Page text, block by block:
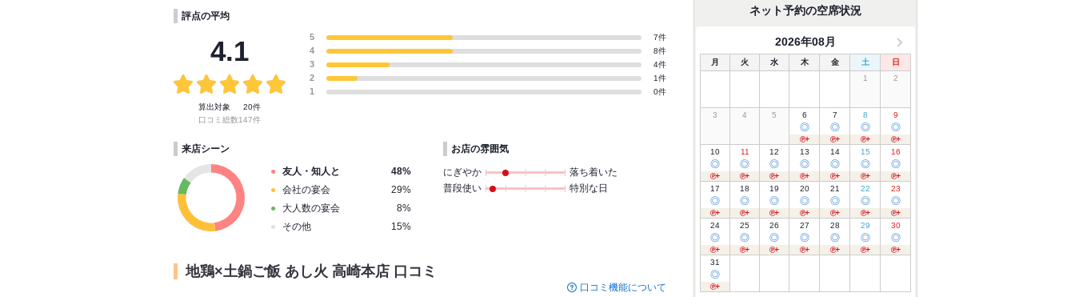
評点の平均
4.1
算出対象
口コミ総数
20件
147件
5 7件
4 8件
3 4件
2 1件
1 0件
来店シーン
友人・知人と
48%
会社の宴会
29%
大人数の宴会
8%
その他
15%
お店の雰囲気
にぎやか
落ち着いた
普段使い
特別な日
地鶏×土鍋ご飯 あし火 高崎本店 口コミ
口コミ機能について
ネット予約の空席状況
2026年08月
月 火 水 木 金 土
日
1
2
3 4 5 6
◎
7
◎
8
◎
9
◎
10
◎
11
◎
12
◎
13
◎
14
◎
15
◎
16
◎
17
◎
18
◎
19
◎
20
◎
21
◎
22
◎
23
◎
24
◎
25
◎
26
◎
27
◎
28
◎
29
◎
30
◎
31
◎